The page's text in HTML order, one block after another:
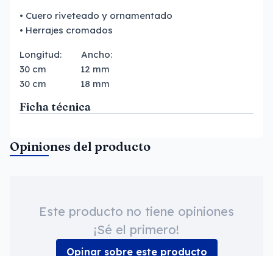
• Cuero riveteado y ornamentado
• Herrajes cromados
Longitud: Ancho:
30 cm 12 mm
30 cm 18 mm
Ficha técnica
Opiniones del producto
Este producto no tiene opiniones
¡Sé el primero!
Opinar sobre este producto